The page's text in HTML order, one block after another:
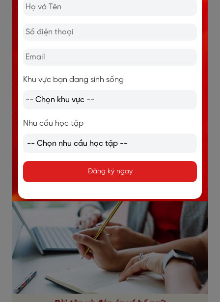
C. None
D. That
Bài tập 3
1. Both brothers became lawyers.
2. Playing the violin always makes her delighted.
4. She makes me very mad.
5. They shall be university students.
Khu vực bạn đang sinh sống
Nhu cầu học tập
Đăng ký ngay